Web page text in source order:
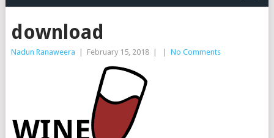
download
Nadun Ranaweera February 15, 2018 No Comments